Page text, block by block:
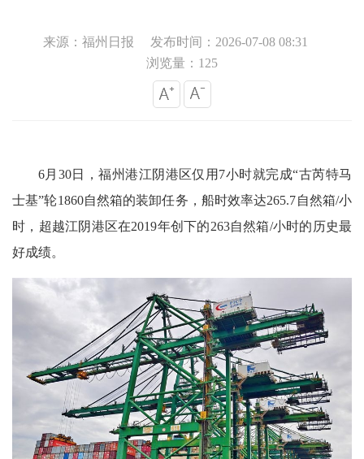
来源：福州日报
发布时间：2026-07-08 08:31
浏览量：125
6月30日，福州港江阴港区仅用7小时就完成“古芮特马
士基”轮1860自然箱的装卸任务，船时效率达265.7自然箱/小
时，超越江阴港区在2019年创下的263自然箱/小时的历史最
好成绩。